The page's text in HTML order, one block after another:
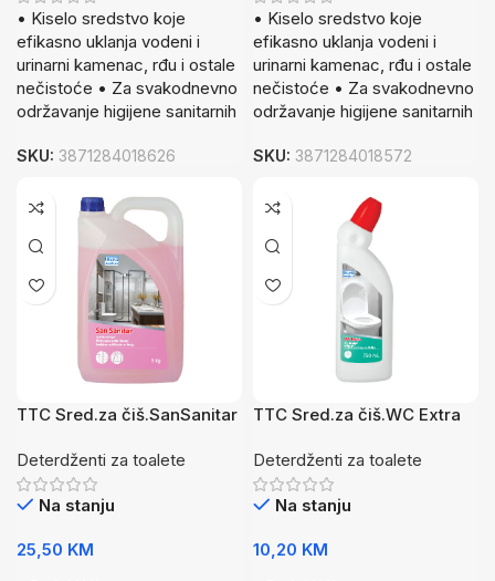
• Kiselo sredstvo koje
efikasno uklanja vodeni i
urinarni kamenac, rđu i ostale
nečistoće • Za svakodnevno
održavanje higijene sanitarnih
SKU: 3871284018626
• Kiselo sredstvo koje
efikasno uklanja vodeni i
urinarni kamenac, rđu i ostale
nečistoće • Za svakodnevno
održavanje higijene sanitarnih
SKU: 3871284018572
TTC Sred.za čiš.SanSanitar
Deterdženti za toalete
Na stanju
25,50 KM
TTC Sred.za čiš.WC Extra
Deterdženti za toalete
Na stanju
10,20 KM